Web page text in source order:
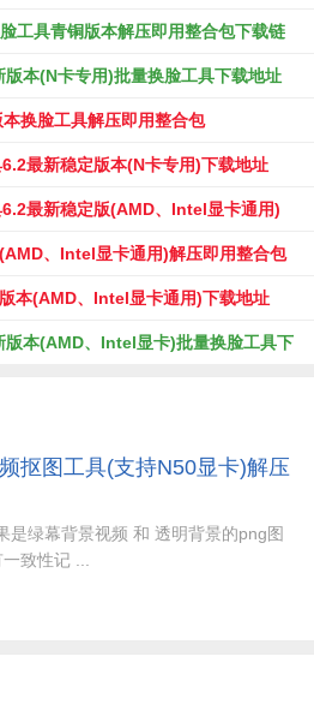
工具青铜版本解压即用整合包下载链
本(N卡专用)批量换脸工具下载地址
换脸工具解压即用整合包
最新稳定版本(N卡专用)下载地址
最新稳定版(AMD、Intel显卡通用)
、Intel显卡通用)解压即用整合包
本(AMD、Intel显卡通用)下载地址
本(AMD、Intel显卡)批量换脸工具下
抠图工具(支持N50显卡)解压
是绿幕背景视频 和 透明背景的png图
致性记 ...